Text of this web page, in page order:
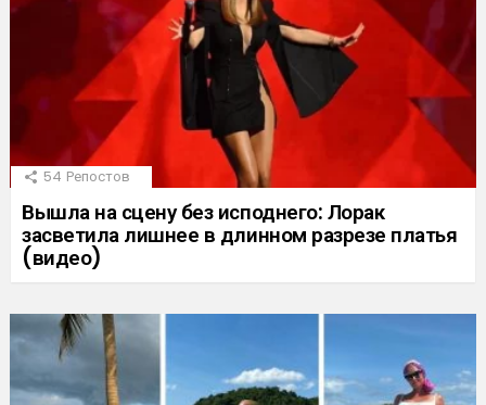
54 Репостов
Вышла на сцену без исподнего: Лорак
засветила лишнее в длинном разрезе платья
(видео)